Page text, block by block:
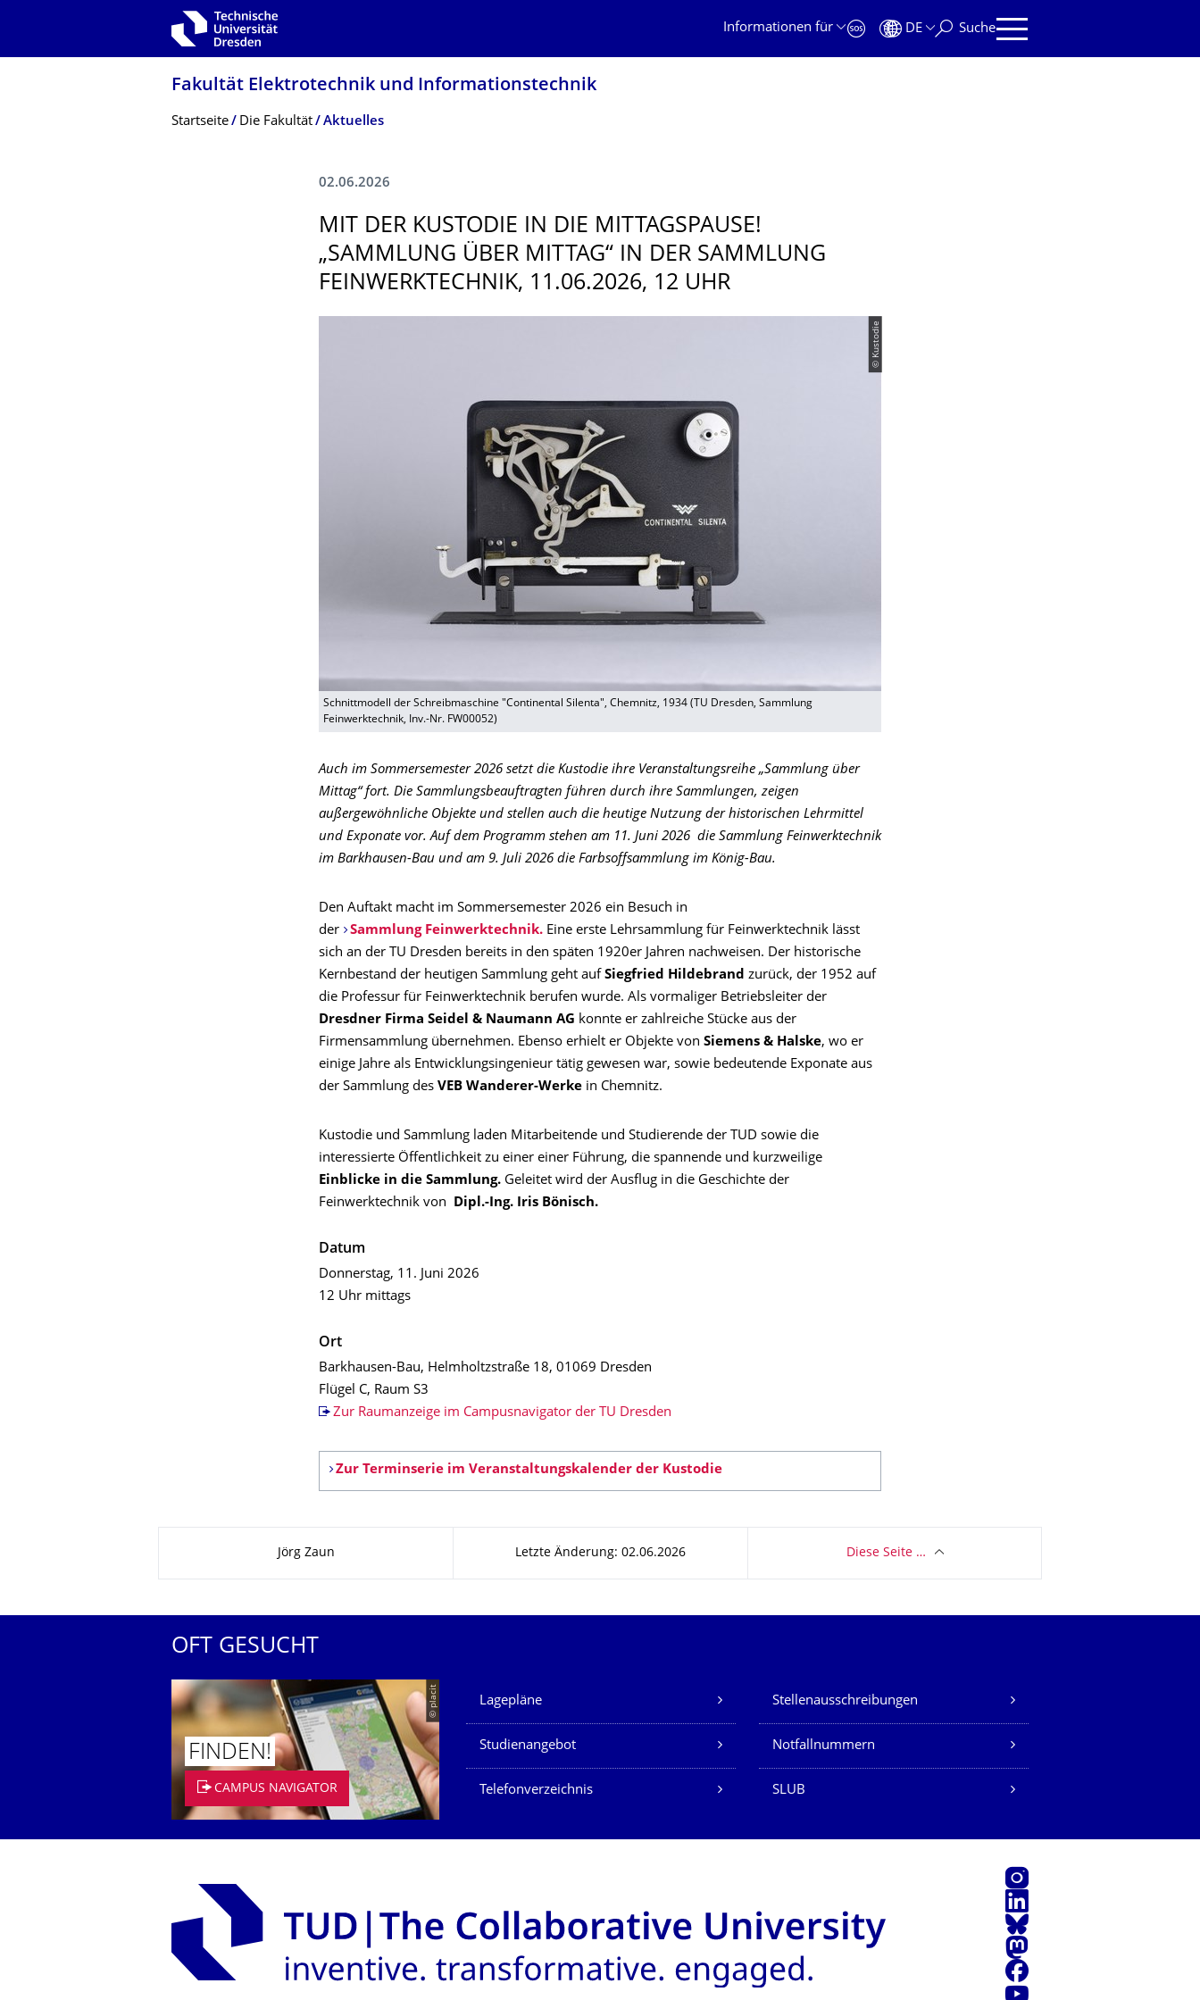
Zur Hauptnavigation springen
Informationen für
DE Suche
Fakultät Elektrotechnik und Informationstech­nik
Breadcrumb-Menü
Startseite Die Fakultät Aktuelles
02.06.2026
MIT DER KUSTODIE IN DIE MITTAGSPAUSE!
„SAMMLUNG ÜBER MITTAG“ IN DER SAMMLUNG
FEINWERKTECHNIK, 11.06.2026, 12 UHR
© Kustodie
Schnittmodell der Schreibmaschine "Continental Silenta", Chemnitz, 1934 (TU Dresden, Sammlung
Feinwerktechnik, Inv.-Nr. FW00052)
Auch im Sommersemester 2026 setzt die Kustodie ihre Veranstaltungsreihe „Sammlung über
Mittag“ fort. Die Sammlungsbeauftragten führen durch ihre Sammlungen, zeigen
außergewöhnliche Objekte und stellen auch die heutige Nutzung der historischen Lehrmittel
und Exponate vor. Auf dem Programm stehen am 11. Juni 2026 die Sammlung Feinwerktechnik
im Barkhausen-Bau und am 9. Juli 2026 die Farbsoffsammlung im König-Bau.
Den Auftakt macht im Sommersemester 2026 ein Besuch in
der
Sammlung Feinwerktechnik. Eine erste Lehrsammlung für Feinwerktechnik lässt
sich an der TU Dresden bereits in den späten 1920er Jahren nachweisen. Der historische
Kernbestand der heutigen Sammlung geht auf Siegfried Hildebrand zurück, der 1952 auf
die Professur für Feinwerktechnik berufen wurde. Als vormaliger Betriebsleiter der
Dresdner Firma Seidel & Naumann AG konnte er zahlreiche Stücke aus der
Firmensammlung übernehmen. Ebenso erhielt er Objekte von Siemens & Halske, wo er
einige Jahre als Entwicklungsingenieur tätig gewesen war, sowie bedeutende Exponate aus
der Sammlung des VEB Wanderer-Werke in Chemnitz.
Kustodie und Sammlung laden Mitarbeitende und Studierende der TUD sowie die
interessierte Öffentlichkeit zu einer einer Führung, die spannende und kurzweilige
Einblicke in die Sammlung. Geleitet wird der Ausflug in die Geschichte der
Feinwerktechnik von Dipl.-Ing. Iris Bönisch.
Datum
Donnerstag, 11. Juni 2026
12 Uhr mittags
Ort
Barkhausen-Bau, Helmholtzstraße 18, 01069 Dresden
Flügel C, Raum S3
Zur Raumanzeige im Campusnavigator der TU Dresden
Zur Terminserie im Veranstaltungskalender der Kustodie
Jörg Zaun Letzte Änderung: 02.06.2026 Diese Seite …
OFT GESUCHT
© placit
FINDEN!
CAMPUS NAVIGATOR
Unsere Dienste
Lagepläne Stellenausschreibungen
Studienangebot Notfallnummern
Telefonverzeichnis SLUB
Instagram
LinkedIn
Bluesky
Mastodon
Facebook
Youtube